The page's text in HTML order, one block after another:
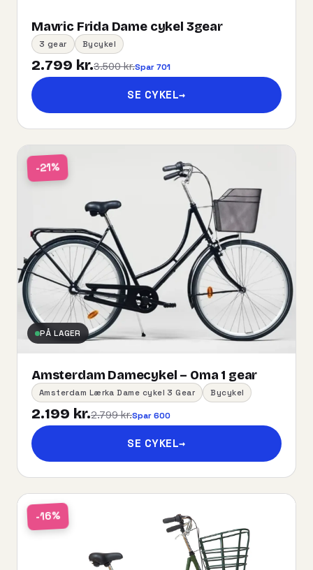
Mavric Frida Dame cykel 3gear
3 gear Bycykel
2.799 kr.3.500 kr.Spar 701
SE CYKEL→
-21%
PÅ LAGER
Amsterdam Damecykel – Oma 1 gear
Amsterdam Lærka Dame cykel 3 Gear Bycykel
2.199 kr.2.799 kr.Spar 600
SE CYKEL→
-16%